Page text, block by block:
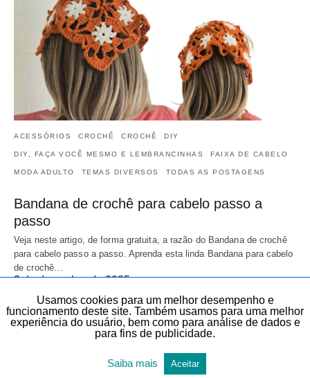
ACESSÓRIOS CROCHÊ CROCHÊ DIY
DIY, FAÇA VOCÊ MESMO E LEMBRANCINHAS FAIXA DE CABELO
MODA ADULTO TEMAS DIVERSOS TODAS AS POSTAGENS
Bandana de crochê para cabelo passo a
passo
Veja neste artigo, de forma gratuita, a razão do Bandana de crochê
para cabelo passo a passo. Aprenda esta linda Bandana para cabelo
de crochê…
3 de dezembro de 2025
Usamos cookies para um melhor desempenho e
funcionamento deste site. Também usamos para uma melhor
experiência do usuário, bem como para análise de dados e
para fins de publicidade.
Saiba mais Aceitar